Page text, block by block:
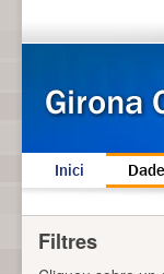
Inici
Filtres